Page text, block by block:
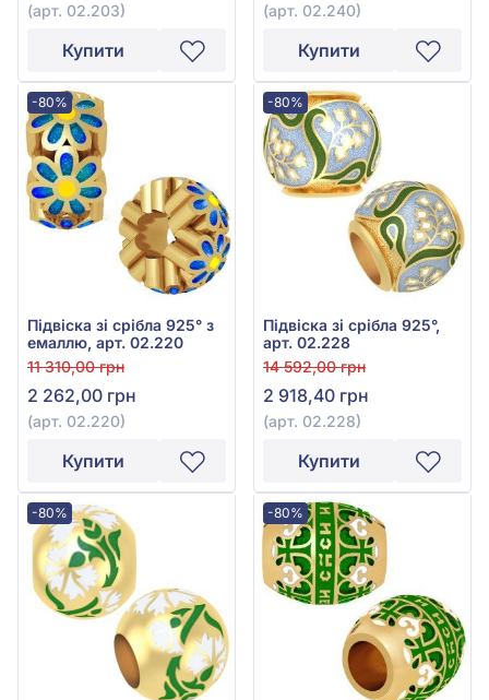
(арт. 02.203)
Купити
(арт. 02.240)
Купити
-80%
Підвіска зі срібла 925° з
емаллю, арт. 02.220
11 310,00 грн
2 262,00 грн
(арт. 02.220)
Купити
-80%
Підвіска зі срібла 925°,
арт. 02.228
14 592,00 грн
2 918,40 грн
(арт. 02.228)
Купити
-80% -80%